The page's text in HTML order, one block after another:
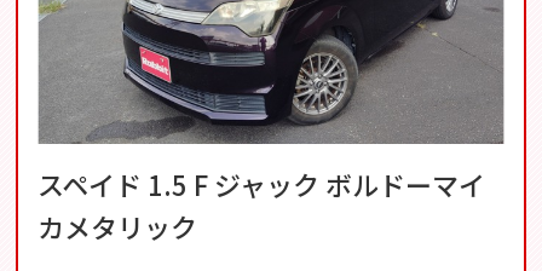
スペイド 1.5 F ジャック ボルドーマイ
カメタリック